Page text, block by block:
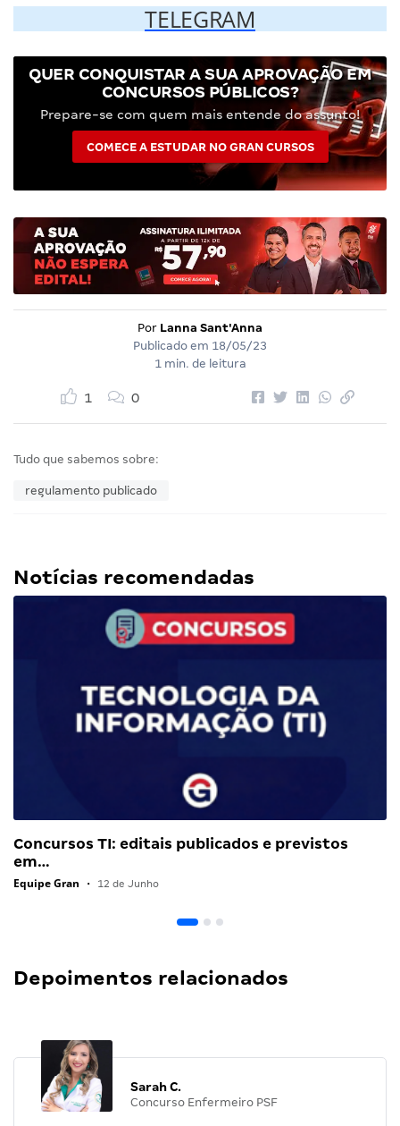
TELEGRAM
QUER CONQUISTAR A SUA APROVAÇÃO EM
CONCURSOS PÚBLICOS?
Prepare-se com quem mais entende do assunto!
COMECE A ESTUDAR NO GRAN CURSOS
Por Lanna Sant'Anna
Publicado em 18/05/23
1 min. de leitura
1 0
Tudo que sabemos sobre:
regulamento publicado
Notícias recomendadas
Concursos TI: editais publicados e previstos
em…
Equipe Gran • 12 de Junho
Depoimentos relacionados
Sarah C.
Concurso Enfermeiro PSF